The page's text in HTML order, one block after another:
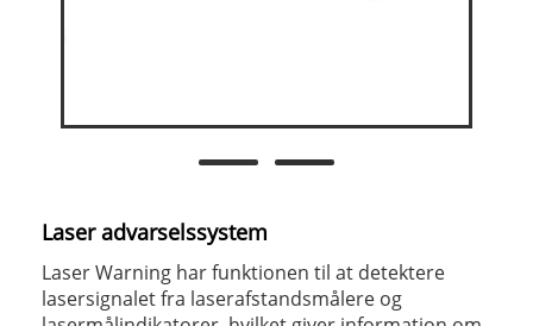
Laser advarselssystem
Laser Warning har funktionen til at detektere
lasersignalet fra laserafstandsmålere og